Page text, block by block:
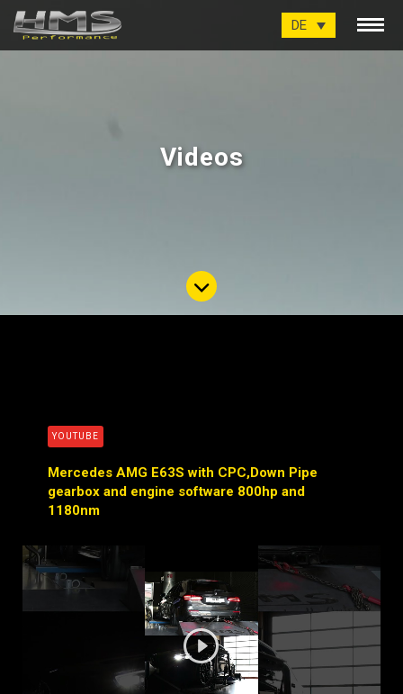
DE
Videos
Mercedes AMG E63S with CPC,Down Pipe
gearbox and engine software 800hp and
1180nm
YOUTUBE